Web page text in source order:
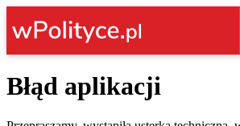
Błąd aplikacji